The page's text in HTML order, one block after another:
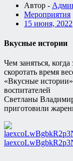
Автор -
Мероприятия
15 июня, 2022
Вкусные истории
Чем заняться,
скоротать время
«Вкусные
воспитателей
Светланы
приготовили